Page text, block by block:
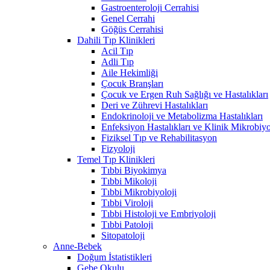
Gastroenteroloji Cerrahisi
Genel Cerrahi
Göğüs Cerrahisi
Dahili Tıp Klinikleri
Acil Tıp
Adli Tıp
Aile Hekimliği
Çocuk Branşları
Çocuk ve Ergen Ruh Sağlığı ve Hastalıkları
Deri ve Zührevi Hastalıkları
Endokrinoloji ve Metabolizma Hastalıkları
Enfeksiyon Hastalıkları ve Klinik
Fiziksel Tıp ve Rehabilitasyon
Fizyoloji
Temel Tıp Klinikleri
Tıbbi Biyokimya
Tıbbi Mikoloji
Tıbbi Mikrobiyoloji
Tıbbi Viroloji
Tıbbi Histoloji ve Embriyoloji
Tıbbi Patoloji
Sitopatoloji
Anne-Bebek
Doğum İstatistikleri
Gebe Okulu